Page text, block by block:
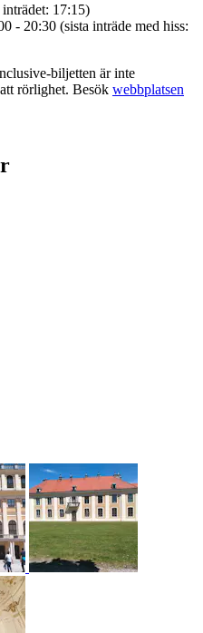
17:15)
- 20:30 (sista inträde med hiss:
biljetten är inte
rörlighet. Besök webbplatsen